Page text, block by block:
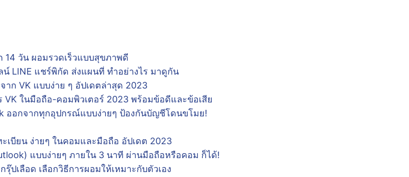
14 วัน ผอมรวดเร็วแบบสุขภาพดี
น์ LINE แชร์พิกัด ส่งแผนที่ ทำอย่างไร มาดูกัน
าก VK แบบง่าย ๆ อัปเดตล่าสุด 2023
VK ในมือถือ-คอมพิวเตอร์ 2023 พร้อมข้อดีและข้อเสีย
ออกจากทุกอุปกรณ์แบบง่ายๆ ป้องกันบัญชีโดนขโมย!
เบียน ง่ายๆ ในคอมและมือถือ อัปเดต 2023
แบบง่ายๆ ภายใน 3 นาที ผ่านมือถือหรือคอม ก็ได้!
ปเลือด เลือกวิธีการผอมให้เหมาะกับตัวเอง